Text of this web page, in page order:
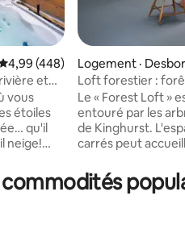
moyenne de 4,99 sur 5,
4,99 (448)
et
vous
étoiles
qu'il
neige!
dans une
du
Logement ·
Loft forestier :
observation des
Le « Forest Loft »
entouré par les
de Kinghurst.
carrés peut
Size et des draps,
récolte, une
commodités